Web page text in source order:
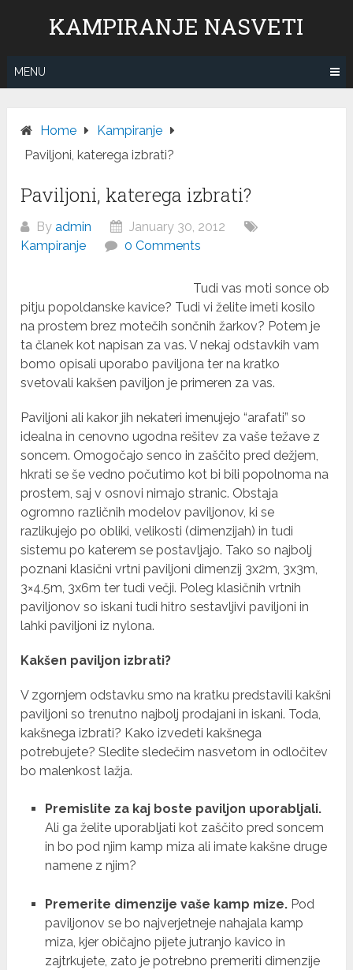
KAMPIRANJE NASVETI
MENU
Home
Kampiranje
Paviljoni, katerega izbrati?
Paviljoni, katerega izbrati?
Byadmin
January 30, 2012
Kampiranje
0 Comments
Tudi vas moti sonce ob
pitju popoldanske kavice? Tudi vi želite imeti kosilo
na prostem brez motečih sončnih žarkov? Potem je
ta članek kot napisan za vas. V nekaj odstavkih vam
bomo opisali uporabo paviljona ter na kratko
svetovali kakšen paviljon je primeren za vas.
Paviljoni ali kakor jih nekateri imenujejo “arafati” so
idealna in cenovno ugodna rešitev za vaše težave z
soncem. Omogočajo senco in zaščito pred dežjem,
hkrati se še vedno počutimo kot bi bili popolnoma na
prostem, saj v osnovi nimajo stranic. Obstaja
ogromno različnih modelov paviljonov, ki se
razlikujejo po obliki, velikosti (dimenzijah) in tudi
sistemu po katerem se postavljajo. Tako so najbolj
poznani klasični vrtni paviljoni dimenzij 3x2m, 3x3m,
3×4.5m, 3x6m ter tudi večji. Poleg klasičnih vrtnih
paviljonov so iskani tudi hitro sestavljivi paviljoni in
lahki paviljoni iz nylona.
Kakšen paviljon izbrati?
V zgornjem odstavku smo na kratku predstavili kakšni
paviljoni so trenutno najbolj prodajani in iskani. Toda,
kakšnega izbrati? Kako izvedeti kakšnega
potrebujete? Sledite sledečim nasvetom in odločitev
bo malenkost lažja.
Premislite za kaj boste paviljon uporabljali.
Ali ga želite uporabljati kot zaščito pred soncem
in bo pod njim kamp miza ali imate kakšne druge
namene z njim?
Premerite dimenzije vaše kamp mize. Pod
paviljonov se bo najverjetneje nahajala kamp
miza, kjer običajno pijete jutranjo kavico in
zajtrkujete, zato je potrebno premeriti dimenzije